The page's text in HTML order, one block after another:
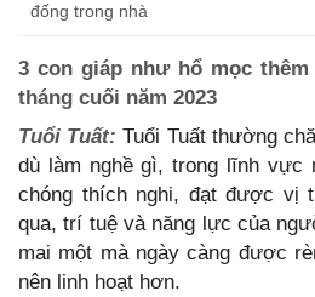
đống trong nhà
3 con giáp như hổ mọc
tháng cuối năm 2023
Tuổi Tuất: Tuổi Tuất thường
dù làm nghề gì, trong lĩnh vực
chóng thích nghi, đạt được vị
qua, trí tuệ và năng lực của
mai một mà ngày càng được
nên linh hoạt hơn.